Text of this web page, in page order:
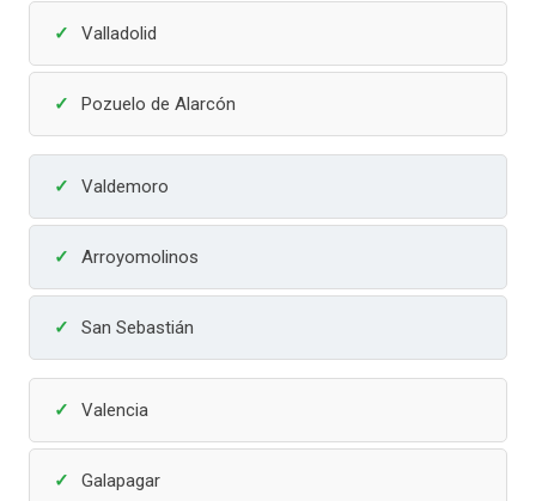
Valladolid
Pozuelo de Alarcón
Valdemoro
Arroyomolinos
San Sebastián
Valencia
Galapagar